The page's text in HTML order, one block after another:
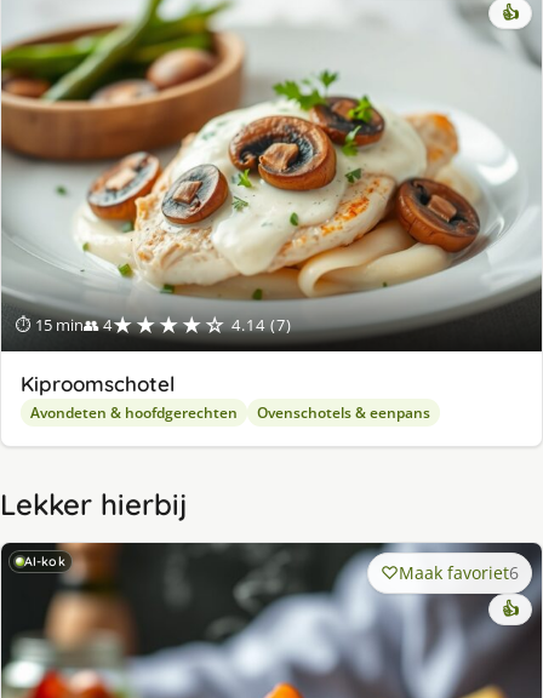
⏱ 15 min👥 4★★★★☆ 4.14 (7)
👍
Kiproomschotel
Avondeten & hoofdgerechten Ovenschotels & eenpans
Lekker hierbij
AI-kok Maak favoriet6
👍